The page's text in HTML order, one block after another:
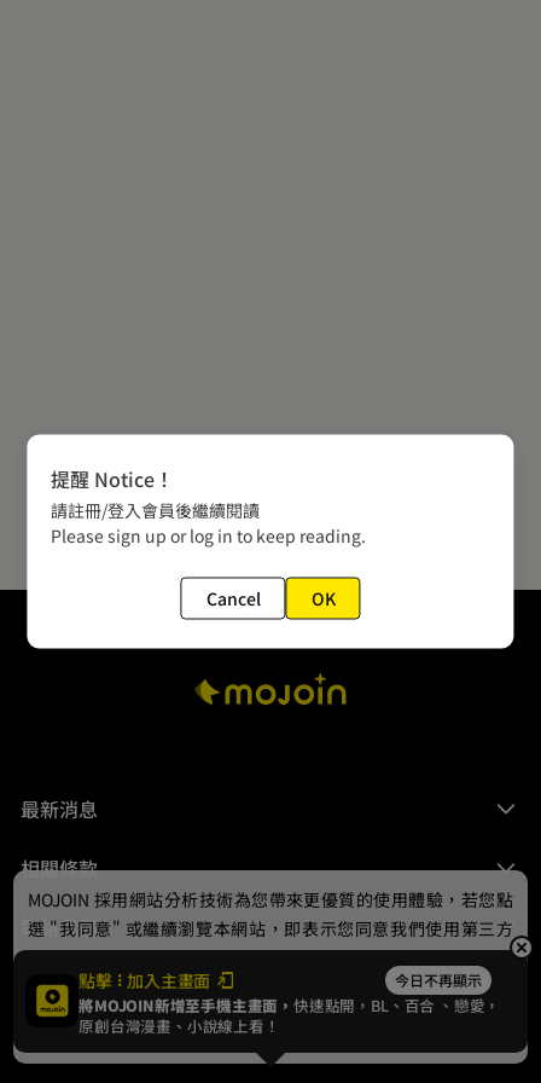
最新消息
相關條款
聯絡我們
© 2024 gamania Digital Entertainment Co., Ltd.
點擊 加入主畫面 今日不再顯示
將MOJOIN新增至手機主畫面，快速點開，BL、 百合 、戀愛，
原創台灣漫畫、小說線上看！
MOJOIN 採用網站分析技術為您帶來更優質的使用體驗，若您點
選 "我同意" 或繼續瀏覽本網站，即表示您同意我們使用第三方
Cookie，欲瞭解更多資訊請見隱私權政策。
我同意
提醒 Notice！
請註冊/登入會員後繼續閱讀
Please sign up or log in to keep reading.
Cancel OK